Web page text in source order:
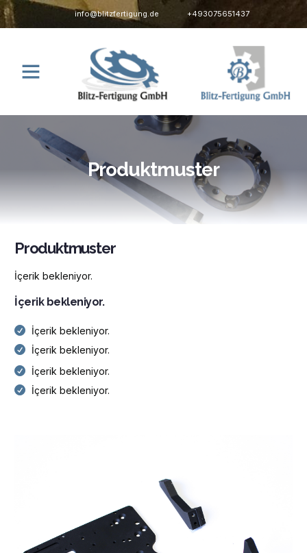
info@blitzfertigung.de +493075651437
Produktmuster
Produktmuster
İçerik bekleniyor.
İçerik bekleniyor.
İçerik bekleniyor.
İçerik bekleniyor.
İçerik bekleniyor.
İçerik bekleniyor.